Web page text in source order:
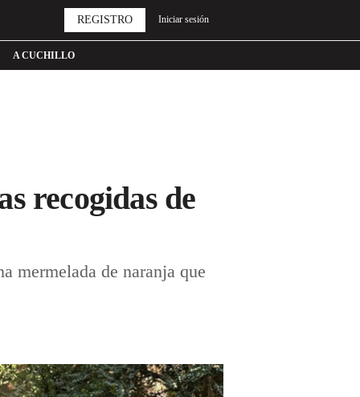
A CUCHILLO
REGISTRO Iniciar sesión
recogidas de
mermelada de naranja que